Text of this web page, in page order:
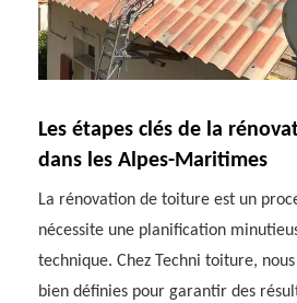
Les étapes clés de la
dans les Alpes-Maritimes
La rénovation de toiture est un
nécessite une planification
technique. Chez Techni toiture,
bien définies pour garantir des